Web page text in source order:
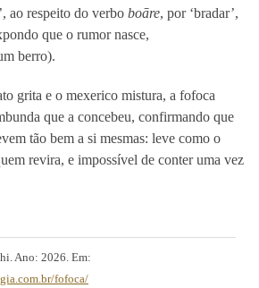
ao respeito do verbo boāre, por ‘bradar’,
que o rumor nasce,
berro).
grita e o mexerico mistura, a fofoca
que a concebeu, confirmando que
tão bem a si mesmas: leve como o
revira, e impossível de conter uma vez
Ano: 2026. Em:
fofoca/